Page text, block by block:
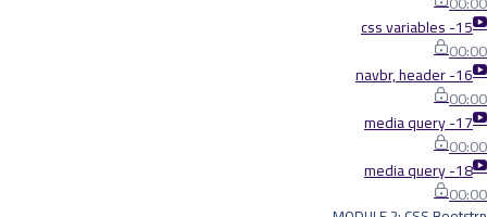
15- css variables
00:00
16- navbr, header
00:00
17- media query
00:00
18- media query
00:00